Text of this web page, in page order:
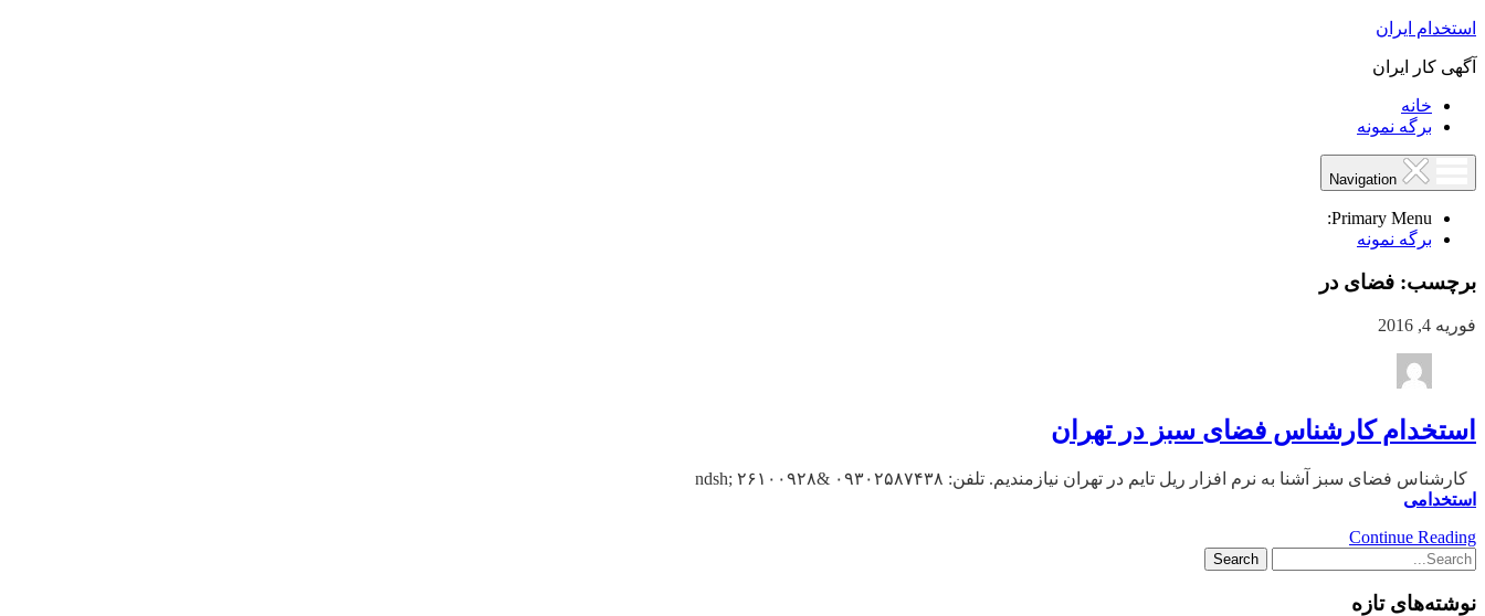
استخدام ایران
آگهی کار ایران
خانه
برگه نمونه
Primary Menu:
برگه نمونه
برچسب: فضای در
فوریه 4, 2016
استخدام کارشناس فضای سبز در تهران
کارشناس فضای سبز آشنا به نرم افزار ریل تایم در تهران نیازمندیم. تلفن: ۰۹۳۰۲۵۸۷۴۳۸ &ndsh; ۲۶۱۰۰۹۲۸
استخدامی
Continue Reading
نوشته‌های تازه